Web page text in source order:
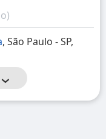
, São Paulo - SP,